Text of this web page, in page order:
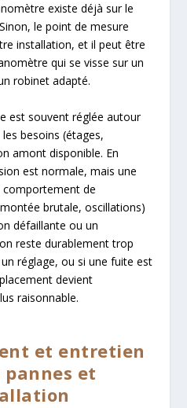
existe déjà sur le
le point de mesure
installation, et il peut être
qui se visse sur un
robinet adapté.
est souvent réglée autour
besoins (étages,
amont disponible. En
est normale, mais une
de
brutale, oscillations)
défaillante ou un
reste durablement trop
réglage, ou si une fuite est
devient
raisonnable.
et entretien
et